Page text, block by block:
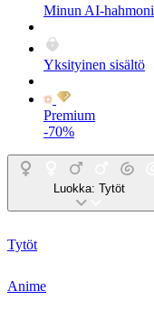
Minun AI-hahmoni
Yksityinen sisältö
Premium
-70%
Luokka: Tytöt
Tytöt
Anime